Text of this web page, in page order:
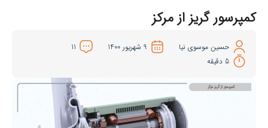
کمپرسور گریز از مرکز
حسین موسوی نیا 9 شهریور 1400
11
5 دقیقه